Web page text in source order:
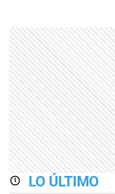
LO ÚLTIMO